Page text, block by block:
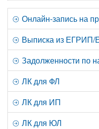
Онлайн-запись на
Выписка из
Задолженности по
ЛК для ФЛ
ЛК для ИП
ЛК для ЮЛ